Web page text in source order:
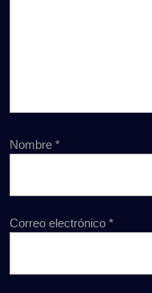
Nombre *
Correo electrónico *